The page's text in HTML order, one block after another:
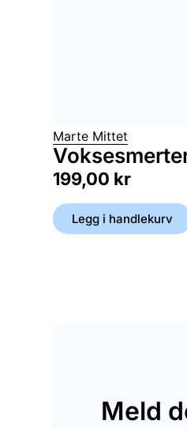
Marte Mittet
199,00 kr
Legg i handlekurv
Meld